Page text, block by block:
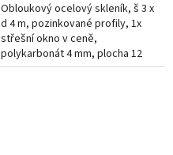
Obloukový ocelový skleník, š 3 x
d 4 m, pozinkované profily, 1x
střešní okno v ceně,
polykarbonát 4 mm, plocha 12
m2.